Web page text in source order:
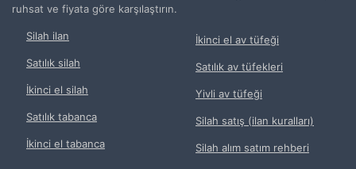
ruhsat ve fiyata göre karşılaştırın.
Silah ilan
Satılık silah
İkinci el silah
Satılık tabanca
İkinci el tabanca
İkinci el av tüfeği
Satılık av tüfekleri
Yivli av tüfeği
Silah satış (ilan kuralları)
Silah alım satım rehberi